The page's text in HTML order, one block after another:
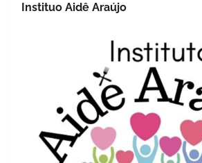
Instituo Aidê Araújo